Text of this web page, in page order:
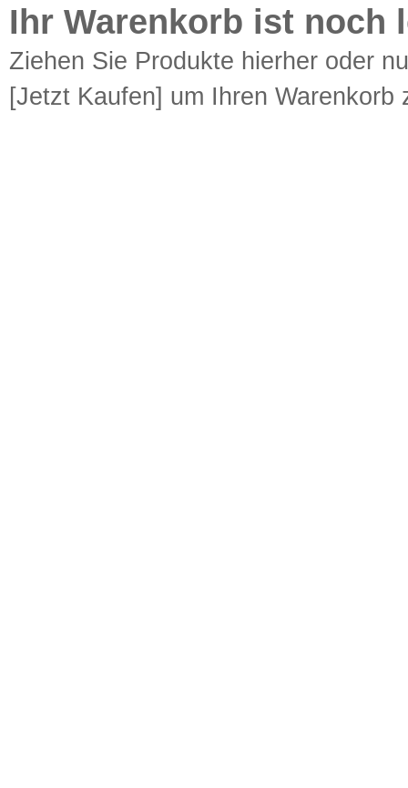
Ihr Warenkorb ist noch
Ziehen Sie Produkte hierher oder
[Jetzt Kaufen] um Ihren Warenkorb